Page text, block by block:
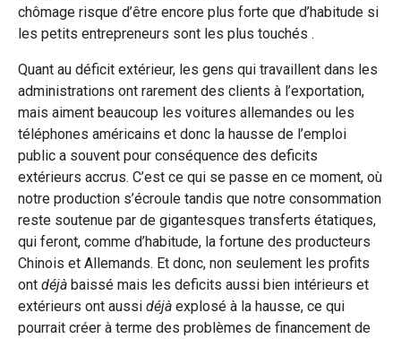
chômage risque d’être encore plus forte que d’habitude si
les petits entrepreneurs sont les plus touchés .
Quant au déficit extérieur, les gens qui travaillent dans les
administrations ont rarement des clients à l’exportation,
mais aiment beaucoup les voitures allemandes ou les
téléphones américains et donc la hausse de l’emploi
public a souvent pour conséquence des deficits
extérieurs accrus. C’est ce qui se passe en ce moment, où
notre production s’écroule tandis que notre consommation
reste soutenue par de gigantesques transferts étatiques,
qui feront, comme d’habitude, la fortune des producteurs
Chinois et Allemands. Et donc, non seulement les profits
ont déjà baissé mais les deficits aussi bien intérieurs et
extérieurs ont aussi déjà explosé à la hausse, ce qui
pourrait créer à terme des problèmes de financement de